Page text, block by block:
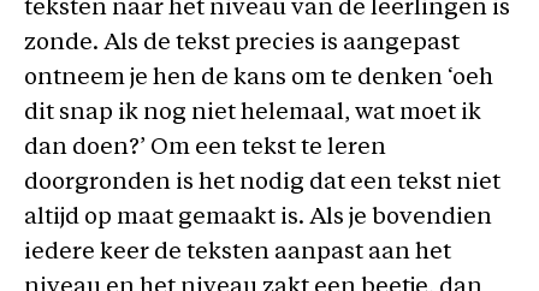
teksten naar het niveau van de leerlingen is
zonde. Als de tekst precies is aangepast
ontneem je hen de kans om te denken ‘oeh
dit snap ik nog niet helemaal, wat moet ik
dan doen?’ Om een tekst te leren
doorgronden is het nodig dat een tekst niet
altijd op maat gemaakt is. Als je bovendien
iedere keer de teksten aanpast aan het